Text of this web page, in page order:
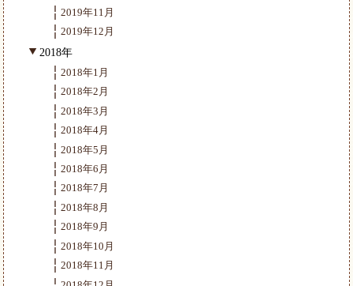
2019年11月
2019年12月
2018年
2018年1月
2018年2月
2018年3月
2018年4月
2018年5月
2018年6月
2018年7月
2018年8月
2018年9月
2018年10月
2018年11月